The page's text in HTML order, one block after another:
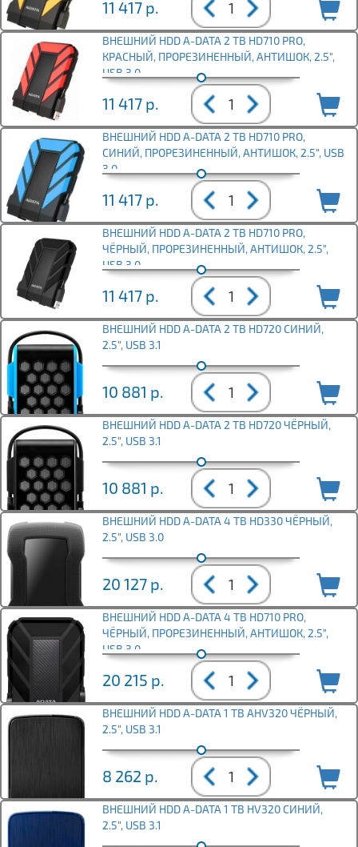
11 417 р.
ВНЕШНИЙ HDD A-DATA 2 TB HD710 PRO,
КРАСНЫЙ, ПРОРЕЗИНЕННЫЙ, АНТИШОК, 2.5",
USB 3.0
11 417 р.
ВНЕШНИЙ HDD A-DATA 2 TB HD710 PRO,
СИНИЙ, ПРОРЕЗИНЕННЫЙ, АНТИШОК, 2.5", USB
3.0
11 417 р.
ВНЕШНИЙ HDD A-DATA 2 TB HD710 PRO,
ЧЁРНЫЙ, ПРОРЕЗИНЕННЫЙ, АНТИШОК, 2.5",
USB 3.0
11 417 р.
ВНЕШНИЙ HDD A-DATA 2 TB HD720 СИНИЙ,
2.5", USB 3.1
10 881 р.
ВНЕШНИЙ HDD A-DATA 2 TB HD720 ЧЁРНЫЙ,
2.5", USB 3.1
10 881 р.
ВНЕШНИЙ HDD A-DATA 4 TB HD330 ЧЁРНЫЙ,
2.5", USB 3.0
20 127 р.
ВНЕШНИЙ HDD A-DATA 4 TB HD710 PRO,
ЧЁРНЫЙ, ПРОРЕЗИНЕННЫЙ, АНТИШОК, 2.5",
USB 3.0
20 215 р.
ВНЕШНИЙ HDD A-DATA 1 TB AHV320 ЧЁРНЫЙ,
2.5", USB 3.1
8 262 р.
ВНЕШНИЙ HDD A-DATA 1 TB HV320 СИНИЙ,
2.5", USB 3.1